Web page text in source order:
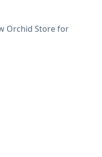
Orchid Store for